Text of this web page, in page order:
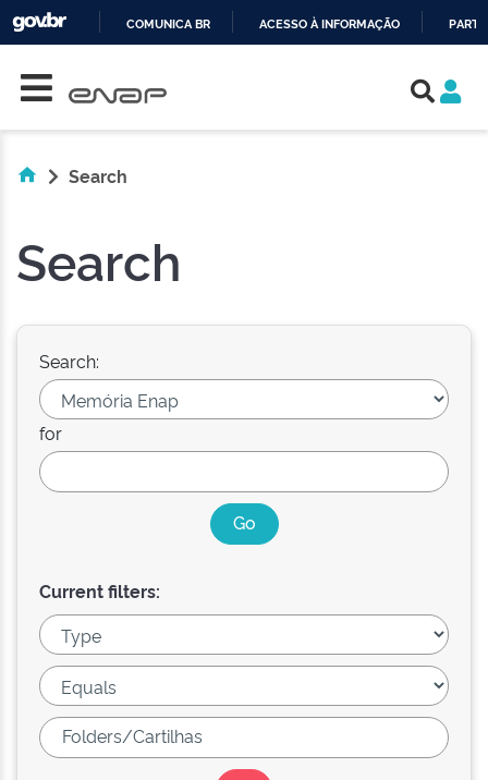
COMUNICA BR ACESSO À INFORMAÇÃO
Search
Search
Search:
for
Current filters: